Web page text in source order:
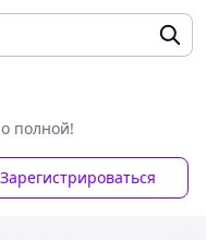
полной!
Зарегистрироваться